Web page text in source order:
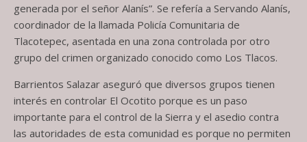
generada por el señor Alanís”. Se refería a Servando Alanís,
coordinador de la llamada Policía Comunitaria de
Tlacotepec, asentada en una zona controlada por otro
grupo del crimen organizado conocido como Los Tlacos.
Barrientos Salazar aseguró que diversos grupos tienen
interés en controlar El Ocotito porque es un paso
importante para el control de la Sierra y el asedio contra
las autoridades de esta comunidad es porque no permiten